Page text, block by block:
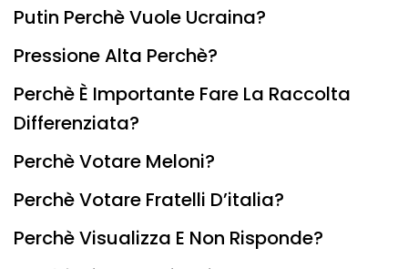
Putin Perchè Vuole Ucraina?
Pressione Alta Perchè?
Perchè È Importante Fare La Raccolta
Differenziata?
Perchè Votare Meloni?
Perchè Votare Fratelli D’italia?
Perchè Visualizza E Non Risponde?